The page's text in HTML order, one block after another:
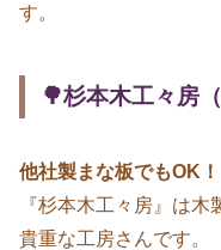
す。
🌳杉本木工々房
他社製まな板でもOK！
『杉本木工々房』は
貴重な工房さんです。